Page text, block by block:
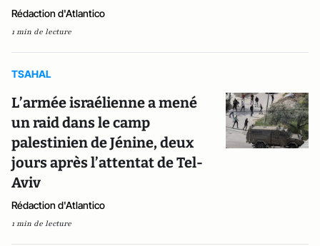
Rédaction d'Atlantico
1 min de lecture
TSAHAL
L’armée israélienne a mené
un raid dans le camp
palestinien de Jénine, deux
jours après l’attentat de Tel-
Aviv
Rédaction d'Atlantico
1 min de lecture